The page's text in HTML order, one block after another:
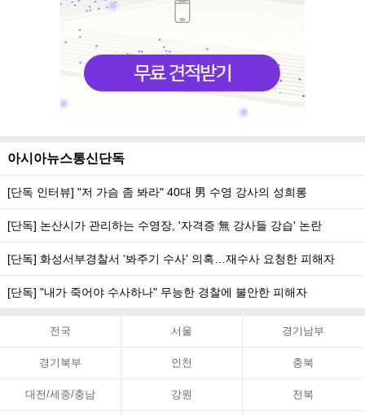
아시아뉴스통신단독
[단독 인터뷰] "저 가슴 좀 봐라" 40대 男 수영 강사의 성희롱
[단독] 논산시가 관리하는 수영장, '자격증 無 강사들 강습' 논란
[단독] 화성서부경찰서 '봐주기 수사' 의혹…재수사 요청한 피해자
[단독] "내가 죽어야 수사하나" 무능한 경찰에 불안한 피해자
전국 서울 경기남부
경기북부 인천 충북
대전/세종/충남 강원 전북